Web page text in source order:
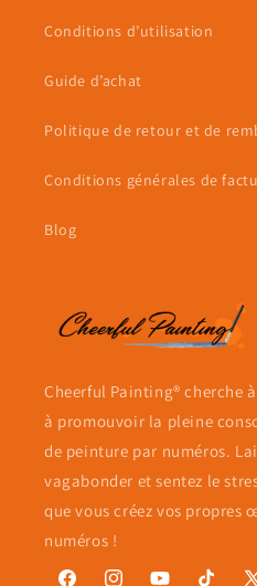
Conditions d’utilisation
Guide d’achat
Politique de retour et de
Conditions générales de
Blog
Cheerful Painting® cherche
à promouvoir la pleine
de peinture par numéros.
vagabonder et sentez le
que vous créez vos propres
numéros !